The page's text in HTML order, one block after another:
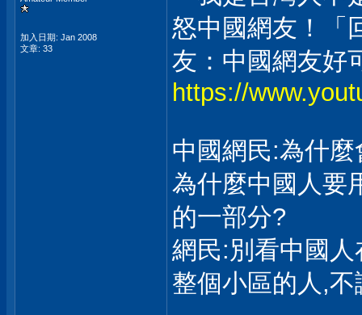
加入日期: Jan 2008
文章: 33
怒中國網友！「
友：中國網友好
https://
中國網民:為什
為什麼中國人要
的一部分?
網民:別看中國
整個小區的人,不